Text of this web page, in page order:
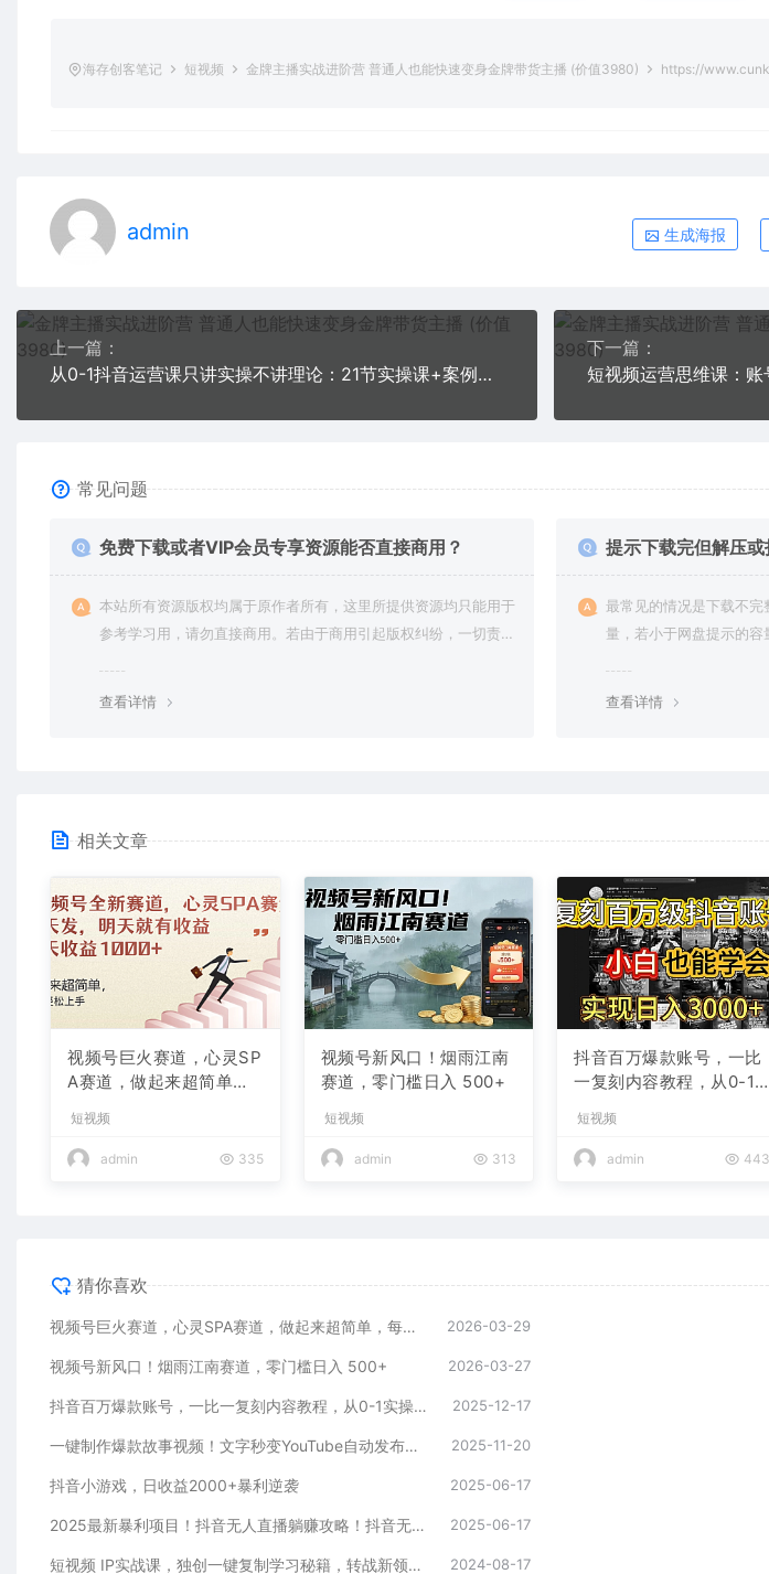
海存创客笔记 短视频 金牌主播实战进阶营 普通人也能快速变身金牌带货主播 (价值3980) https://
admin 生成海报
上一篇：
从0-1抖音运营课只讲实操不讲理论：21节实操课+案例+5个在能做的项目
下一篇：
常见问题
免费下载或者VIP会员专享资源能否直接商用？
本站所有资源版权均属于原作者所有，这里所提供资源均只能用于
参考学习用，请勿直接商用。若由于商用引起版权纠纷，一切责任
查看详情
提示下载完但解压或
最常见的情况是下载不
量，若小于网盘提示的
查看详情
相关文章
视频号巨火赛道，心灵SP
A赛道，做起来超简单，
短视频
admin 335
视频号新风口！烟雨江南
赛道，零门槛日入 500+
短视频
admin 313
抖音百万爆款账号，一比
一复刻内容教程，从0-1
复制爆款，月入10w+
短视频
admin 443
猜你喜欢
视频号巨火赛道，心灵SPA赛道，做起来超简单，每天收益800+ 2026-03-29
视频号新风口！烟雨江南赛道，零门槛日入 500+ 2026-03-27
抖音百万爆款账号，一比一复刻内容教程，从0-1实操课，小白也能学会，复制爆款，月入10w+ 2025-12-17
一键制作爆款故事视频！文字秒变YouTube自动发布的傻瓜式教程 2025-11-20
抖音小游戏，日收益2000+暴利逆袭 2025-06-17
2025最新暴利项目！抖音无人直播躺赚攻略！抖音无人直播3.0玩法！0门槛… 2025-06-17
短视频 IP实战课，独创一键复制学习秘籍，转战新领域，月赚五万轻松行 2024-08-17